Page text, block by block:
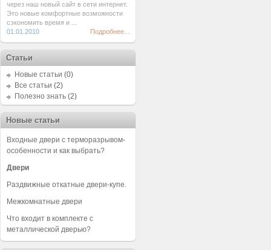
через наш новый сайт в сети интернет.
Это новые комфортные возможности
сэкономить время и ...
01.01.2010
Подробнее...
Статьи
Новые статьи (0)
Все статьи (2)
Полезно знать (2)
Новые статьи
Входные двери с терморазрывом-
особенности и как выбрать?
Двери
Раздвижные откатные двери-купе.
Межкомнатные двери
Что входит в комплекте с
металлической дверью?